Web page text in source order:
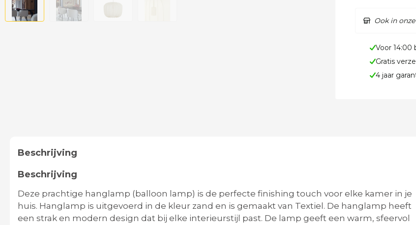
Ook in
Voor 14:00
Gratis
4 jaar
Beschrijving
Beschrijving
Deze prachtige hanglamp (balloon lamp) is de perfecte finishing touch voor elke kamer in je
huis. Hanglamp is uitgevoerd in de kleur zand en is gemaakt van Textiel. De hanglamp heeft
een strak en modern design dat bij elke interieurstijl past. De lamp geeft een warm, sfeervol